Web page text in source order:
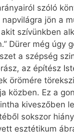
szóló
jön a
szívünkben
Dürer még úgy
a szépség
az építész
örömére
közben. Ez a
kiveszőben
sokszor
esztétikum